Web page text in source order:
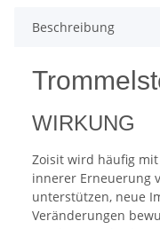
Beschreibung
WIRKUNG
Zoisit wird häufig
innerer Erneuerung
unterstützen, neue
Veränderungen